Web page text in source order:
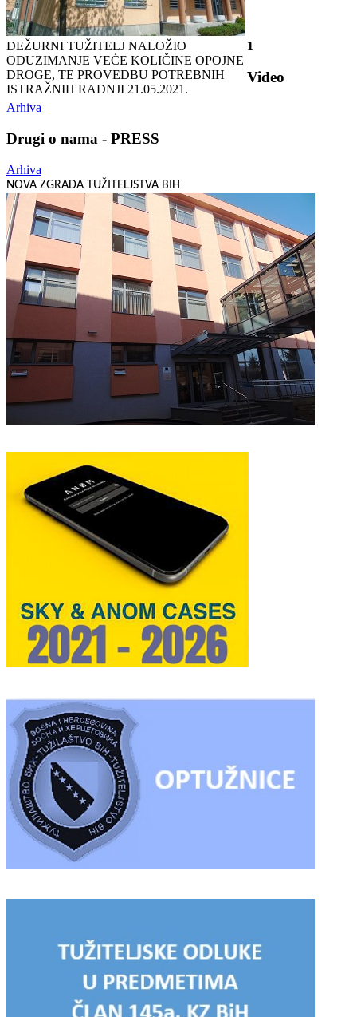
DEŽURNI TUŽITELJ NALOŽIO
ODUZIMANJE VEĆE KOLIČINE OPOJNE
DROGE, TE PROVEDBU POTREBNIH
ISTRAŽNIH RADNJI 21.05.2021.
1
Video
Arhiva
Drugi o nama - PRESS
Arhiva
NOVA ZGRADA TUŽITELJSTVA BIH